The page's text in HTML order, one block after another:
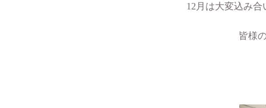
12月は大変込み合
皆様